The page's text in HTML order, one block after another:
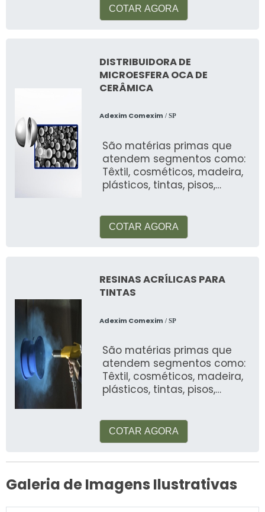
COTAR AGORA
DISTRIBUIDORA DE
MICROESFERA OCA DE
CERÂMICA
Adexim Comexim / SP
São matérias primas que
atendem segmentos como:
Têxtil, cosméticos, madeira,
plásticos, tintas, pisos,
COTAR AGORA
RESINAS ACRÍLICAS PARA
TINTAS
Adexim Comexim / SP
São matérias primas que
atendem segmentos como:
Têxtil, cosméticos, madeira,
plásticos, tintas, pisos,
COTAR AGORA
Galeria de Imagens Ilustrativas